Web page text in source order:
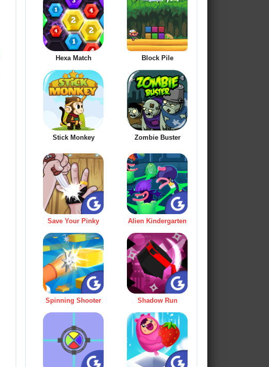
Hexa Match Block Pile
Stick Monkey Zombie Buster
Save Your Pinky Alien Kindergarten
Spinning Shooter Shadow Run